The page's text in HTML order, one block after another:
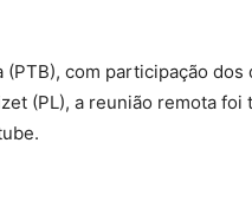
com participação dos
(PL), a reunião remota